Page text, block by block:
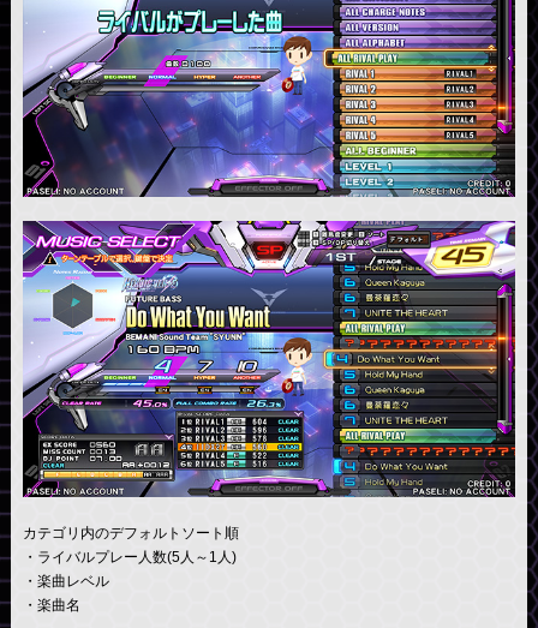
カテゴリ内のデフォルトソート順
・ライバルプレー人数(5人～1人)
・楽曲レベル
・楽曲名